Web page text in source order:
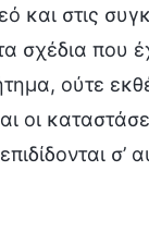
και στις
σχέδια που
ούτε
οι
σ’